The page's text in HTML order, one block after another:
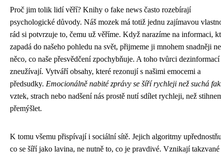
Proč jim tolik lidí věří? Knihy o fake news často rozebírají
psychologické důvody. Náš mozek má totiž jednu zajímavou
rád si potvrzuje to, čemu už věříme. Když narazíme na informaci,
zapadá do našeho pohledu na svět, přijmeme ji mnohem snadněji
něco, co naše přesvědčení zpochybňuje. A toho tvůrci dezinformací
zneužívají. Vytváří obsahy, které rezonují s našimi emocemi a
předsudky. Emocionálně nabité zprávy se šíří rychleji než suchá
vztek, strach nebo nadšení nás prostě nutí sdílet rychleji, než
přemýšlet.
K tomu všemu přispívají i sociální sítě. Jejich algoritmy
co se šíří jako lavina, ne nutně to, co je pravdivé. Vznikají takzvané